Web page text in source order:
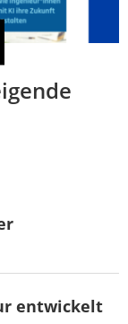
entwickelt